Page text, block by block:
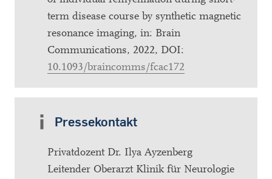
term disease course by synthetic magnetic
resonance imaging, in: Brain
Communications, 2022, DOI:
10.1093/braincomms/fcac172
Pressekontakt
Privatdozent Dr. Ilya Ayzenberg
Leitender Oberarzt Klinik für Neurologie